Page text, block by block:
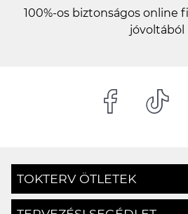
100%-os biztonságos online
jóvoltából
TOKTERV ÖTLETEK